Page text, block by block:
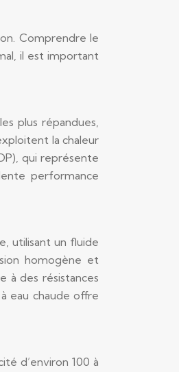
Comprendre le
il est important
plus répandues,
la chaleur
qui représente
performance
utilisant un fluide
homogène et
à des résistances
eau chaude offre
d’environ 100 à